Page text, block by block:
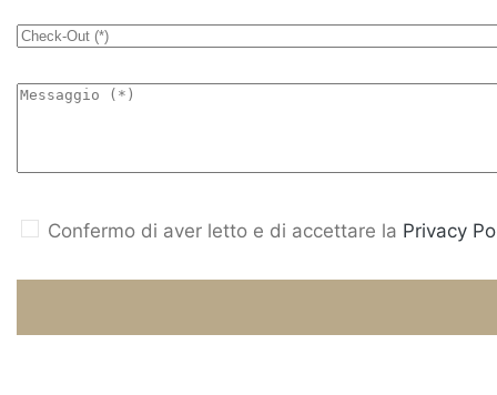
Confermo di aver letto e di accettare la Privacy